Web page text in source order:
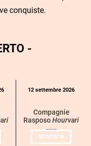
conquiste.
-
12 settembre 2026
Compagnie
RasposoHourvari
ACQUISTAUN
BIGLIETTO